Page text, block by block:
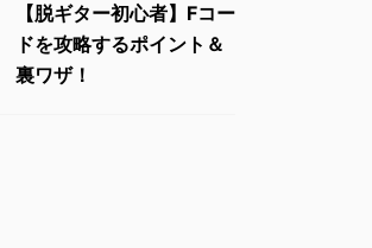
【脱ギター初心者】Fコー
ドを攻略するポイント＆
裏ワザ！